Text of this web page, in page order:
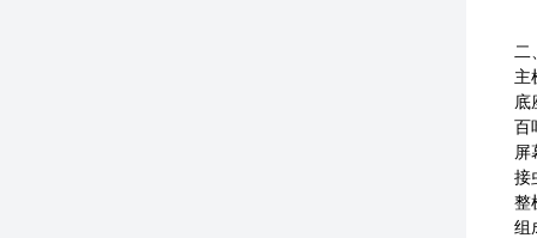
二
主
底
百
屏
接
整
组